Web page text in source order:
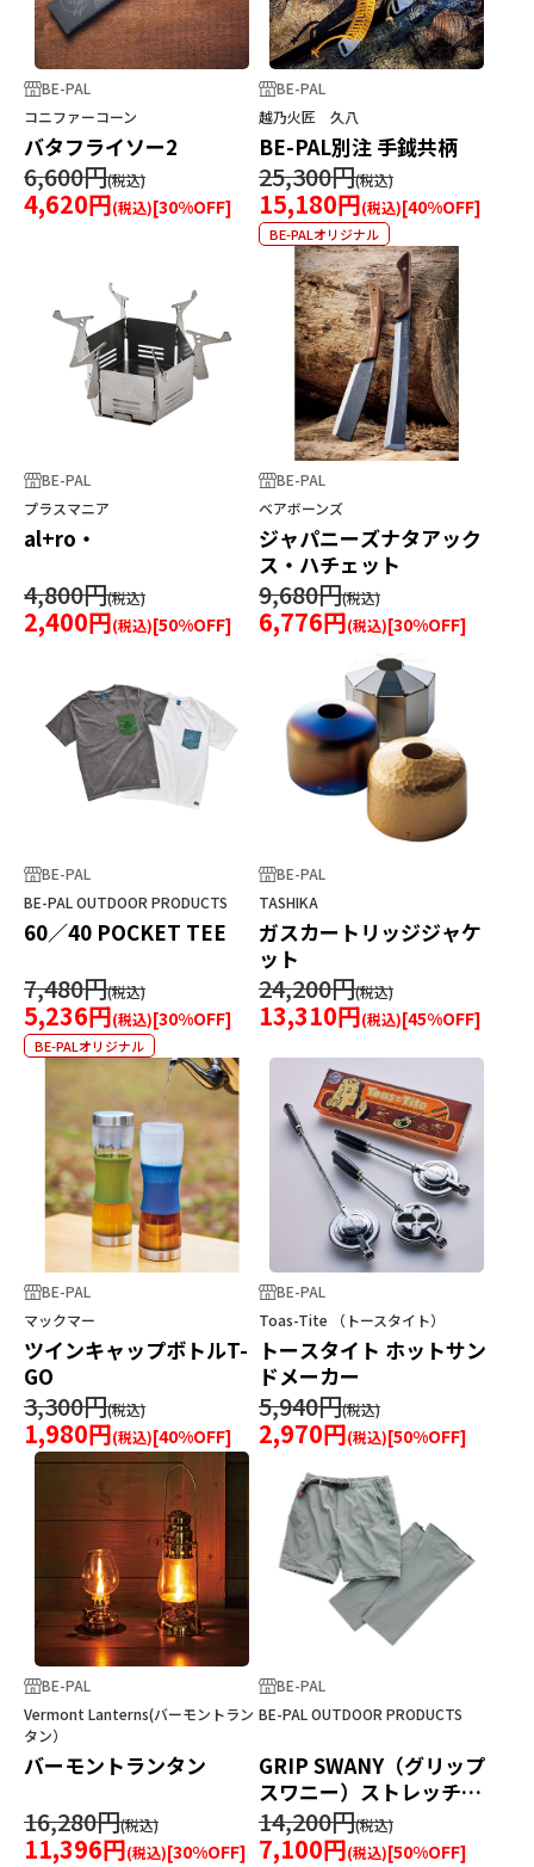
BE-PAL
コニファーコーン
バタフライソー2
6,600円
4,620円 [30%OFF]
BE-PAL
越乃火匠 久八
BE-PAL別注 手鉞共柄
25,300円
15,180円 [40%OFF]
BE-PALオリジナル
BE-PAL
プラスマニア
al+ro・
4,800円
2,400円 [50%OFF]
BE-PAL
ベアボーンズ
ジャパニーズナタアック
ス・ハチェット
9,680円
6,776円 [30%OFF]
BE-PAL
BE-PAL OUTDOOR PRODUCTS
60／40 POCKET TEE
7,480円
5,236円 [30%OFF]
BE-PALオリジナル
BE-PAL
TASHIKA
ガスカートリッジジャケ
ット
24,200円
13,310円 [45%OFF]
BE-PAL
マックマー
ツインキャップボトルT-
GO
3,300円
1,980円 [40%OFF]
BE-PAL
Toas-Tite （トースタイト）
トースタイト ホットサン
ドメーカー
5,940円
2,970円 [50%OFF]
BE-PAL
Vermont Lanterns(バーモントラン
タン）
バーモントランタン
16,280円
11,396円 [30%OFF]
BE-PAL
BE-PAL OUTDOOR PRODUCTS
GRIP SWANY（グリップ
スワニー）ストレッチジ
ップオフパンツ
14,200円
7,100円 [50%OFF]